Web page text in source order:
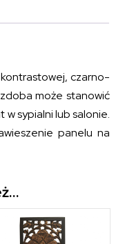
czarno-
może stanowić
sypialni lub salonie.
panelu na